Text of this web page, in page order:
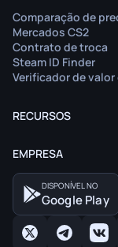
Comparação de
Mercados CS2
Contrato de troca
Steam ID Finder
Verificador de
RECURSOS
EMPRESA
DISPONÍVEL NO
Google Play